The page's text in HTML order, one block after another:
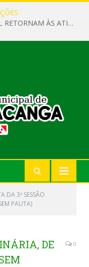
SERVIDORES DA CÂMARA MUNICIPAL RETORNAM ÀS ATIVIDADES APÓS O RECESSO PARLAMENTAR
DA 3ª SESSÃO
PAUTA)
DE
0